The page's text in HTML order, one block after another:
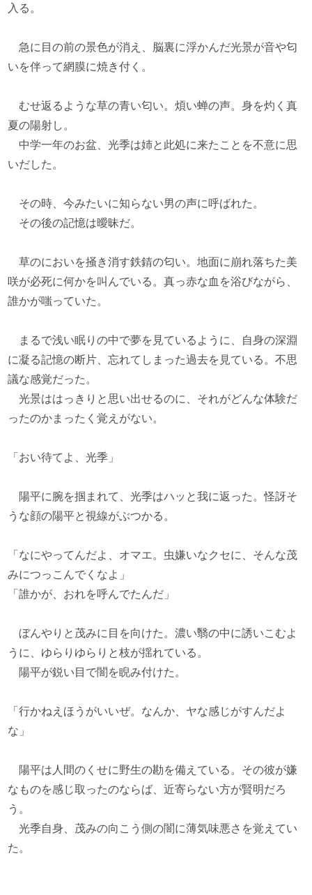
入る。
急に目の前の景色が消え、脳裏に浮かんだ光景が音や匂
いを伴って網膜に焼き付く。
むせ返るような草の青い匂い。煩い蝉の声。身を灼く真
夏の陽射し。
中学一年のお盆、光季は姉と此処に来たことを不意に思
いだした。
その時、今みたいに知らない男の声に呼ばれた。
その後の記憶は曖昧だ。
草のにおいを掻き消す鉄錆の匂い。地面に崩れ落ちた美
咲が必死に何かを叫んでいる。真っ赤な血を浴びながら、
誰かが嗤っていた。
まるで浅い眠りの中で夢を見ているように、自身の深淵
に凝る記憶の断片、忘れてしまった過去を見ている。不思
議な感覚だった。
光景ははっきりと思い出せるのに、それがどんな体験だ
ったのかまったく覚えがない。
「おい待てよ、光季」
陽平に腕を掴まれて、光季はハッと我に返った。怪訝そ
うな顔の陽平と視線がぶつかる。
「なにやってんだよ、オマエ。虫嫌いなクセに、そんな茂
みにつっこんでくなよ」
「誰かが、おれを呼んでたんだ」
ぼんやりと茂みに目を向けた。濃い翳の中に誘いこむよ
うに、ゆらりゆらりと枝が揺れている。
陽平が鋭い目で闇を睨み付けた。
「行かねえほうがいいぜ。なんか、ヤな感じがすんだよ
な」
陽平は人間のくせに野生の勘を備えている。その彼が嫌
なものを感じ取ったのならば、近寄らない方が賢明だろ
う。
光季自身、茂みの向こう側の闇に薄気味悪さを覚えてい
た。